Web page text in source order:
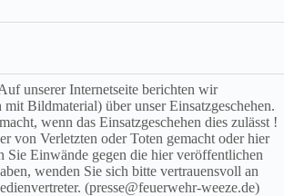
unserer Internetseite berichten wir
Bildmaterial) über unser Einsatzgeschehen.
wenn das Einsatzgeschehen dies zulässt !
von Verletzten oder Toten gemacht oder hier
Sie Einwände gegen die hier veröffentlichen
wenden Sie sich bitte vertrauensvoll an
(presse@feuerwehr-weeze.de)